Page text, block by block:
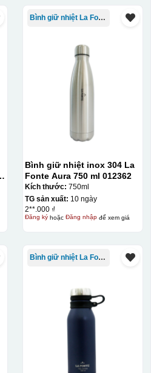
Bình giữ nhiệt La Fonte
Bình giữ nhiệt inox 304 La
Fonte Aura 750 ml 012362
Kích thước: 750ml
TG sản xuất: 10 ngày
2**.000 ₫
Đăng kýhoặc Đăng nhậpđể xem giá
Bình giữ nhiệt La Fonte